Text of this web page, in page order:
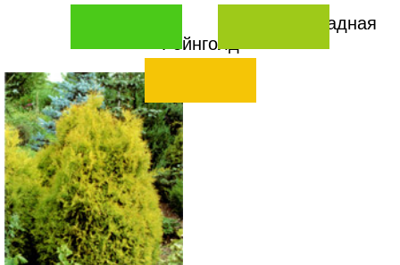
Туя западная
Рейнголд